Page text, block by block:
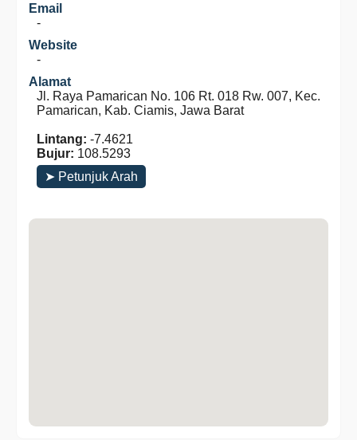
Email
-
Website
-
Alamat
Jl. Raya Pamarican No. 106 Rt. 018 Rw. 007, Kec.
Pamarican, Kab. Ciamis, Jawa Barat
Lintang: -7.4621
Bujur: 108.5293
➤ Petunjuk Arah